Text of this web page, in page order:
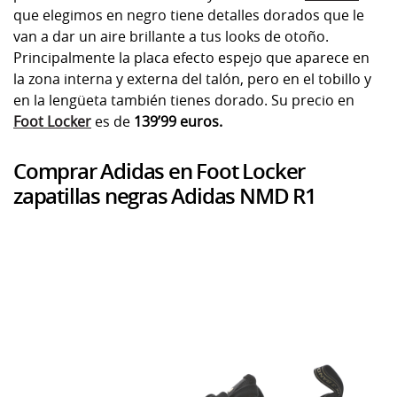
que elegimos en negro tiene detalles dorados que le
van a dar un aire brillante a tus looks de otoño.
Principalmente la placa efecto espejo que aparece en
la zona interna y externa del talón, pero en el tobillo y
en la lengüeta también tienes dorado. Su precio en
Foot Locker es de 139’99 euros.
Comprar Adidas en Foot Locker
zapatillas negras Adidas NMD R1